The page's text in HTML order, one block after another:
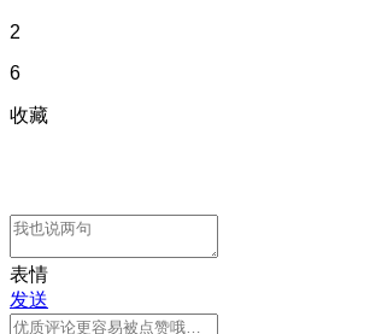
2
6
收藏
表情
发送